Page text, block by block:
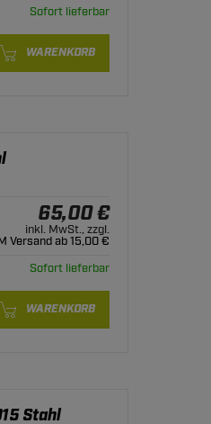
Sofort lieferbar
WARENKORB
65,00 €
inkl. MwSt., zzgl.
Versand ab 15,00 €
Sofort lieferbar
WARENKORB
Stahl